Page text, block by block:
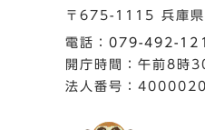
〒675-1115 兵庫県
電話：079-492-
開庁時間：午前8時
法人番号：